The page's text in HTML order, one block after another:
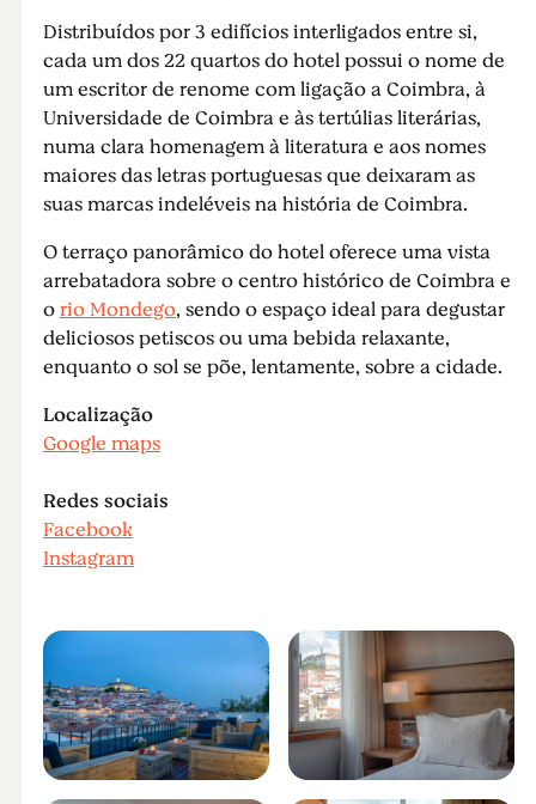
Distribuídos por 3 edifícios interligados entre si,
cada um dos 22 quartos do hotel possui o nome de
um escritor de renome com ligação a Coimbra, à
Universidade de Coimbra e às tertúlias literárias,
numa clara homenagem à literatura e aos nomes
maiores das letras portuguesas que deixaram as
suas marcas indeléveis na história de Coimbra.
O terraço panorâmico do hotel oferece uma vista
arrebatadora sobre o centro histórico de Coimbra e
orio Mondego, sendo o espaço ideal para degustar
deliciosos petiscos ou uma bebida relaxante,
enquanto o sol se põe, lentamente, sobre a cidade.
Localização
Google maps
Redes sociais
Facebook
Instagram